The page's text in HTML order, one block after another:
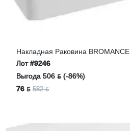
Накладная Раковина BROMANCE
Лот#9246
Выгода 506 ƃ (-86%)
76 ƃ 582 ƃ